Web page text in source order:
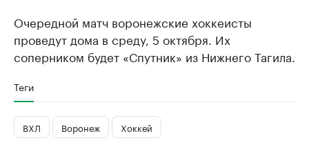
Очередной матч воронежские хоккеисты
проведут дома в среду, 5 октября. Их
соперником будет «Спутник» из Нижнего Тагила.
Теги
ВХЛ Воронеж Хоккей